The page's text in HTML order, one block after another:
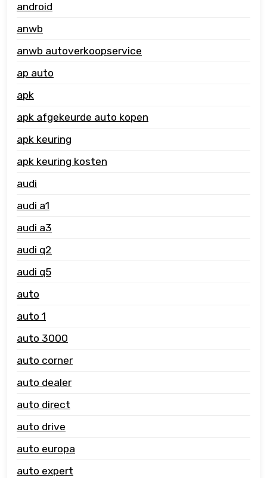
android
anwb
anwb autoverkoopservice
ap auto
apk
apk afgekeurde auto kopen
apk keuring
apk keuring kosten
audi
audi a1
audi a3
audi q2
audi q5
auto
auto 1
auto 3000
auto corner
auto dealer
auto direct
auto drive
auto europa
auto expert